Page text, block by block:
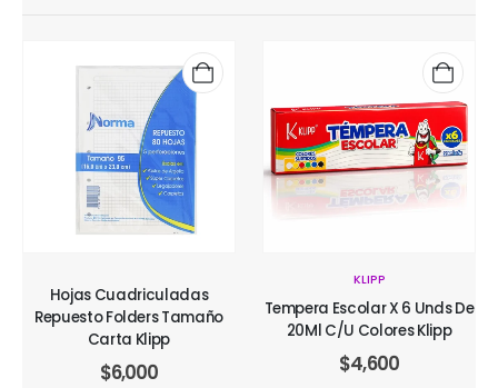
Hojas Cuadriculadas
Repuesto Folders Tamaño
Carta Klipp
$6,000
KLIPP
Tempera Escolar X 6 Unds De
20Ml C/U Colores Klipp
$4,600